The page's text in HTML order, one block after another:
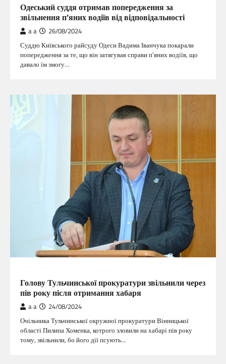
Одеський суддя отримав попередження за
звільнення п’яних водіїв від відповідальності
a a 26/08/2024
Суддю Київського райсуду Одеси Вадима Іванчука покарали
попередження за те, що він затягував справи п’яних водіїв, що
давало їм змогу…
Голову Тульчинської прокуратури звільнили через
пів року після отримання хабаря
a a 24/08/2024
Очільника Тульчинської окружної прокуратури Вінницької
області Пилипа Хоменка, котрого зловили на хабарі пів року
тому, звільнили, бо його дії псують…